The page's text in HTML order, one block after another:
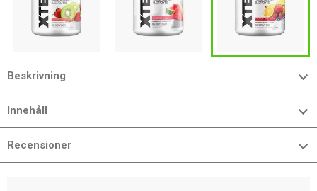
Beskrivning
Innehåll
Recensioner